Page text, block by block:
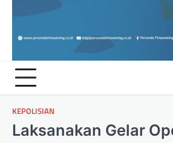
KEPOLISIAN
Laksanakan Gelar